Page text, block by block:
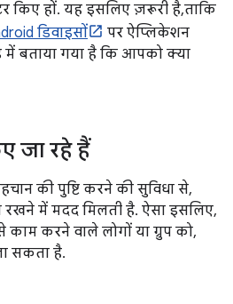
किए हों. यह इसलिए ज़रूरी है, ताकि
डिवाइसों
पर ऐप्लिकेशन
में बताया गया है कि आपको क्या
जा रहे हैं
की पुष्टि करने की सुविधा से,
रखने में मदद मिलती है. ऐसा इसलिए,
करने वाले लोगों या ग्रुप को,
सकता है.